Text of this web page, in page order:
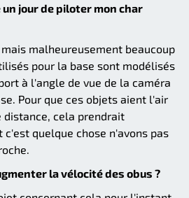
jour de piloter mon char
malheureusement beaucoup
pour la base sont modélisés
à l'angle de vue de la caméra
Pour que ces objets aient l'air
cela prendrait
c'est quelque chose n'avons pas
la vélocité des obus ?